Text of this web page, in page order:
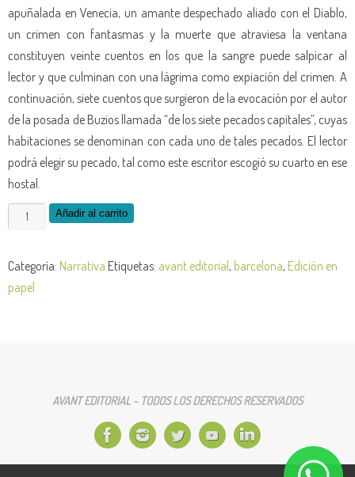
apuñalada en Venecia, un amante despechado aliado con el Diablo,
un crimen con fantasmas y la muerte que atraviesa la ventana
constituyen veinte cuentos en los que la sangre puede salpicar al
lector y que culminan con una lágrima como expiación del crimen. A
continuación, siete cuentos que surgieron de la evocación por el autor
de la posada de Buzios llamada “de los siete pecados capitales”, cuyas
habitaciones se denominan con cada uno de tales pecados. El lector
podrá elegir su pecado, tal como este escritor escogió su cuarto en ese
hostal.
Veinte
sangre,
una
Añadir al carrito
Categoría: Narrativa Etiquetas: avant editorial, barcelona, Edición en
papel
AVANT EDITORIAL - TODOS LOS DERECHOS RESERVADOS